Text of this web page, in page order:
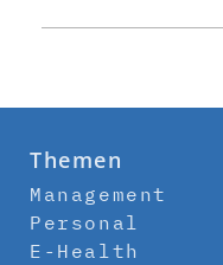
Themen
Management
Personal
E-Health